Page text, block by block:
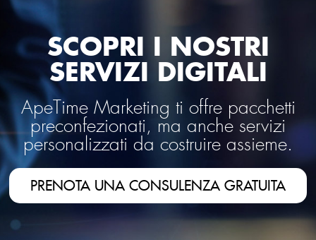
SCOPRI I NOSTRI
SERVIZI DIGITALI
ApeTime Marketing ti offre pacchetti
preconfezionati, ma anche servizi
personalizzati da costruire assieme.
PRENOTA UNA CONSULENZA GRATUITA